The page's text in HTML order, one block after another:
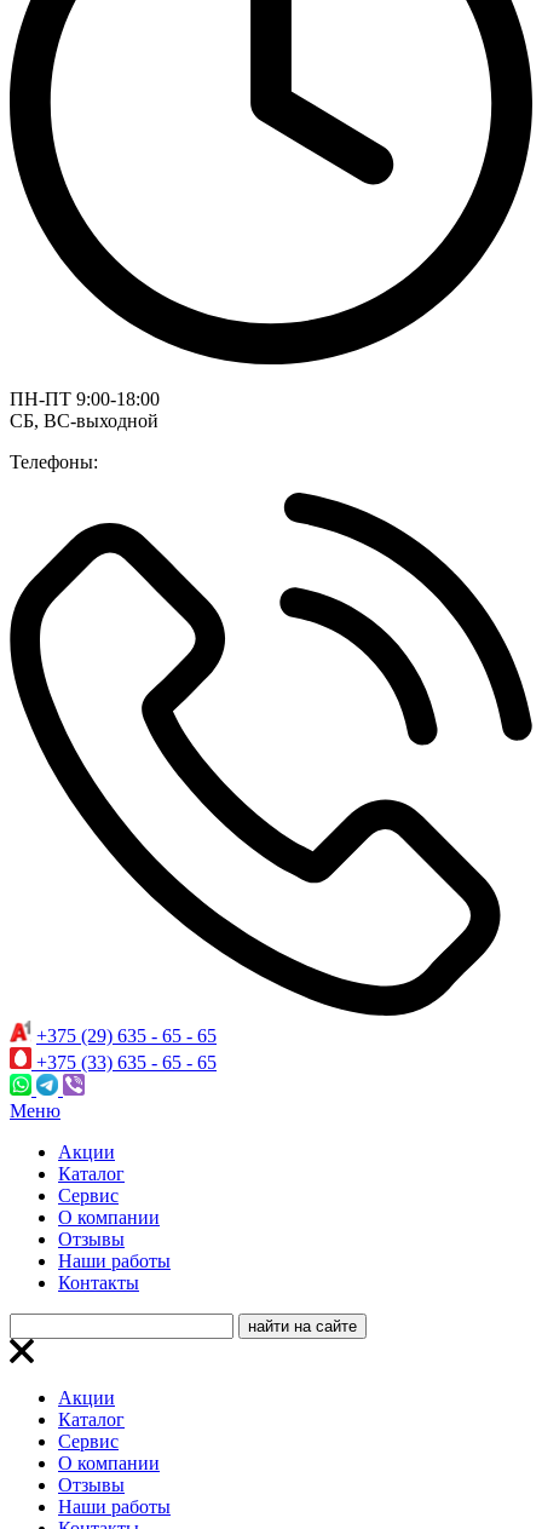
ПН-ПТ 9:00-18:00
СБ, ВС-выходной
Телефоны:
+375 (29) 635 - 65 - 65
+375 (33) 635 - 65 - 65
Меню
Акции
Каталог
Сервис
О компании
Отзывы
Наши работы
Контакты
Акции
Каталог
Сервис
О компании
Отзывы
Наши работы